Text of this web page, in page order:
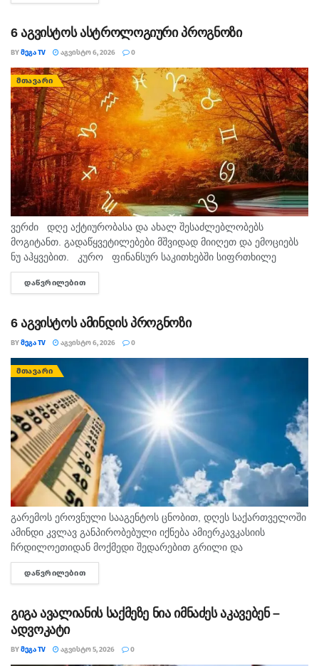
6 აგვისტოს ასტროლოგიური პროგნოზი
BYᲛᲔᲒᲐ TV ᲐᲒᲕᲘᲡᲢᲝ 6, 2026 0
ᲛᲗᲐᲕᲐᲠᲘ
ვერძი დღე აქტიურობასა და ახალ შესაძლებლობებს
მოგიტანთ. გადაწყვეტილებები მშვიდად მიიღეთ და ემოციებს
ნუ აჰყვებით. კურო ფინანსურ საკითხებში სიფრთხილე
გამოიჩინეთ. პირად ურთიერთობებში გულწრფელი საუბარი
დადებით შედეგს გამოიღებს. ...
ᲓᲐᲬᲕᲠᲘᲚᲔᲑᲘᲗ
6 აგვისტოს ამინდის პროგნოზი
BYᲛᲔᲒᲐ TV ᲐᲒᲕᲘᲡᲢᲝ 6, 2026 0
ᲛᲗᲐᲕᲐᲠᲘ
გარემოს ეროვნული სააგენტოს ცნობით, დღეს საქართველოში
ამინდი კვლავ განპირობებული იქნება ამიერკავკასიის
ჩრდილოეთიდან მოქმედი შედარებით გრილი და
სამხრეთიდან გავრცელებული ცხელი ჰაერის მასების
ურთიერთქმედებით. საქართველოში მოსალოდნელია:
ზოგან ხანმოკლე...
ᲓᲐᲬᲕᲠᲘᲚᲔᲑᲘᲗ
გიგა ავალიანის საქმეზე ნია იმნაძეს აკავებენ –
ადვოკატი
BYᲛᲔᲒᲐ TV ᲐᲒᲕᲘᲡᲢᲝ 5, 2026 0